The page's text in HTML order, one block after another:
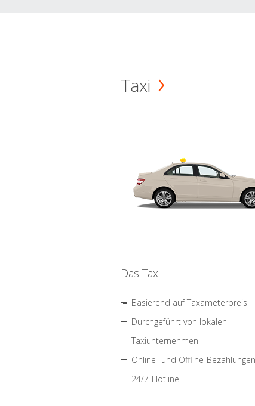
Taxi
Das Taxi
Basierend auf Taxameterpreis
Durchgeführt von lokalen
Taxiunternehmen
Online- und Offline-Bezahlungen
24/7-Hotline